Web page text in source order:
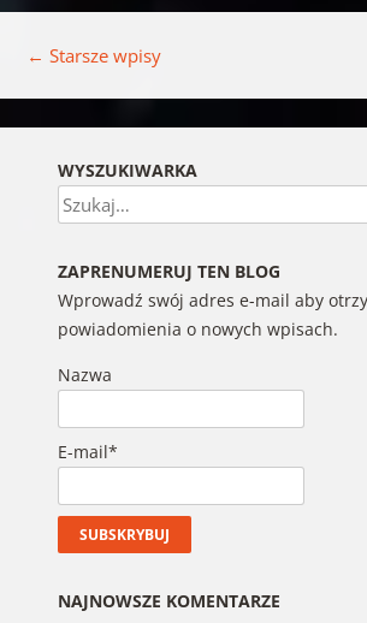
← Starsze wpisy
WYSZUKIWARKA
Szukaj
ZAPRENUMERUJ TEN BLOG
Wprowadź swój adres e-mail aby
powiadomienia o nowych wpisach.
Nazwa
E-mail*
NAJNOWSZE KOMENTARZE